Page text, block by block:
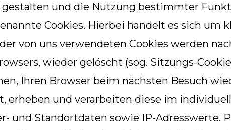
und die Nutzung bestimmter
Cookies. Hierbei handelt es sich um
von uns verwendeten Cookies werden
wieder gelöscht (sog. Sitzungs-
Ihren Browser beim nächsten Besuch
erheben und verarbeiten diese im
Standortdaten sowie IP-Adresswerte.